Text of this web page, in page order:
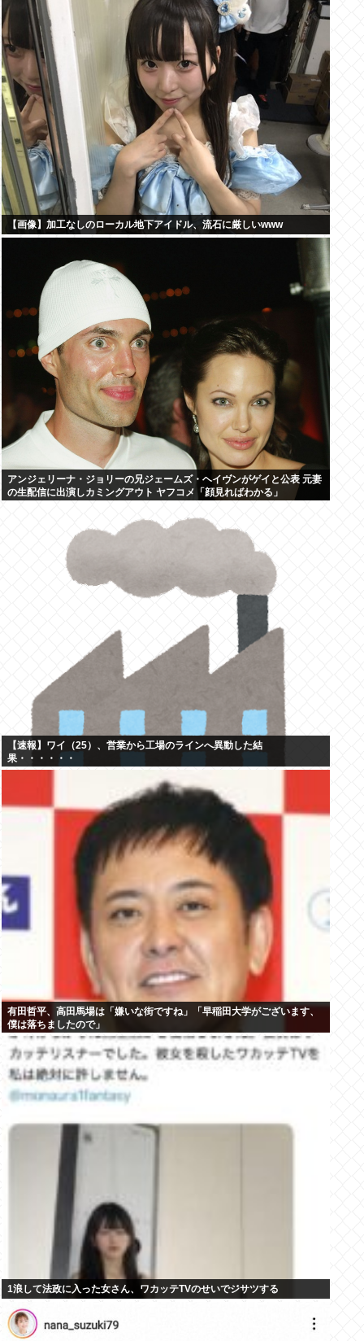
【画像】加工なしのローカル地下アイドル、流石に厳しいwww
アンジェリーナ・ジョリーの兄ジェームズ・ヘイヴンがゲイと公表 元妻
の生配信に出演しカミングアウト ヤフコメ「顔見ればわかる」
【速報】ワイ（25）、営業から工場のラインへ異動した結
果・・・・・・
有田哲平、高田馬場は「嫌いな街ですね」「早稲田大学がございます、
僕は落ちましたので」
1浪して法政に入った女さん、ワカッテTVのせいでジサツする